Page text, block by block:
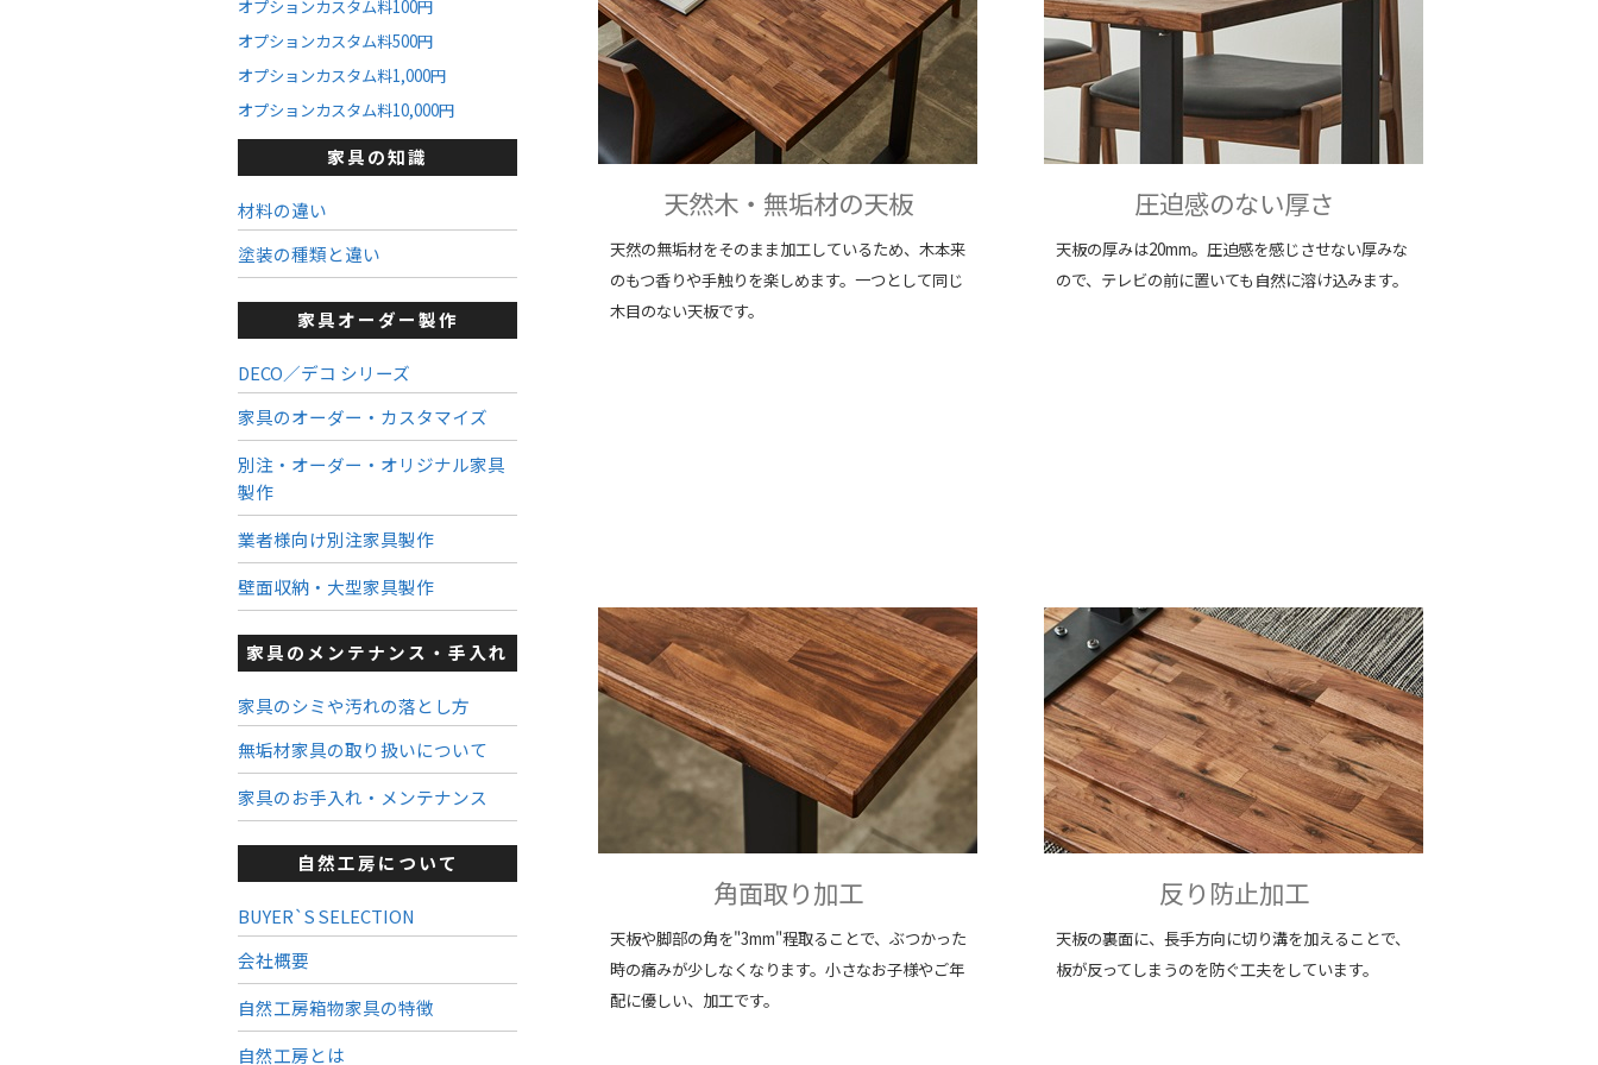
天然木・無垢材の天板
天然の無垢材をそのまま加工しているため、木本来
のもつ香りや手触りを楽しめます。一つとして同じ
木目のない天板です。
圧迫感のない厚さ
天板の厚みは20mm。圧迫感を感じさせない厚みな
ので、テレビの前に置いても自然に溶け込みます。
角面取り加工
天板や脚部の角を"3mm"程取ることで、ぶつかった
時の痛みが少しなくなります。小さなお子様やご年
配に優しい、加工です。
反り防止加工
天板の裏面に、長手方向に切り溝を加えることで、
板が反ってしまうのを防ぐ工夫をしています。
オプションカスタム料100円
オプションカスタム料500円
オプションカスタム料1,000円
オプションカスタム料10,000円
家具の知識
材料の違い
塗装の種類と違い
家具オーダー製作
DECO／デコ シリーズ
家具のオーダー・カスタマイズ
別注・オーダー・オリジナル家具
製作
業者様向け別注家具製作
壁面収納・大型家具製作
家具のメンテナンス・手入れ
家具のシミや汚れの落とし方
無垢材家具の取り扱いについて
家具のお手入れ・メンテナンス
自然工房について
BUYER`S SELECTION
会社概要
自然工房箱物家具の特徴
自然工房とは